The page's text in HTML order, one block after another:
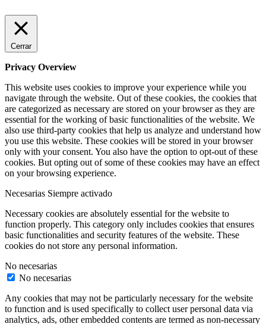
Cerrar
Privacy Overview
This website uses cookies to improve your experience while you
navigate through the website. Out of these cookies, the cookies that
are categorized as necessary are stored on your browser as they are
essential for the working of basic functionalities of the website. We
also use third-party cookies that help us analyze and understand how
you use this website. These cookies will be stored in your browser
only with your consent. You also have the option to opt-out of these
cookies. But opting out of some of these cookies may have an effect
on your browsing experience.
Necesarias Siempre activado
Necessary cookies are absolutely essential for the website to
function properly. This category only includes cookies that ensures
basic functionalities and security features of the website. These
cookies do not store any personal information.
No necesarias
No necesarias
Any cookies that may not be particularly necessary for the website
to function and is used specifically to collect user personal data via
analytics, ads, other embedded contents are termed as non-necessary